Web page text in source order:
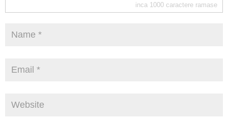
inca 1000 caractere ramase